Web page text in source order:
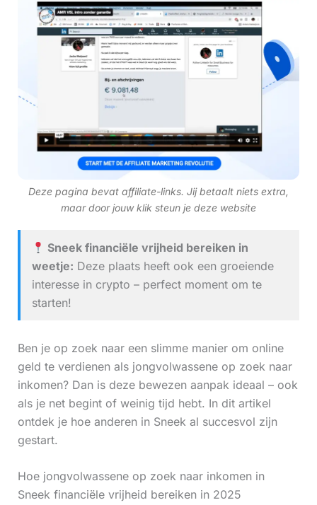
Deze pagina bevat affiliate-links. Jij betaalt niets extra,
maar door jouw klik steun je deze website
Sneek financiële vrijheid bereiken in
weetje: Deze plaats heeft ook een groeiende
interesse in crypto – perfect moment om te
starten!
Ben je op zoek naar een slimme manier om online
geld te verdienen als jongvolwassene op zoek naar
inkomen? Dan is deze bewezen aanpak ideaal – ook
als je net begint of weinig tijd hebt. In dit artikel
ontdek je hoe anderen in Sneek al succesvol zijn
gestart.
Hoe jongvolwassene op zoek naar inkomen in
Sneek financiële vrijheid bereiken in 2025